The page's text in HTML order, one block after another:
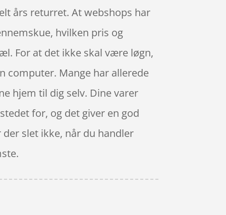
års returret. At webshops har
hvilken pris og
For at det ikke skal være løgn,
computer. Mange har allerede
hjem til dig selv. Dine varer
for, og det giver en god
slet ikke, når du handler